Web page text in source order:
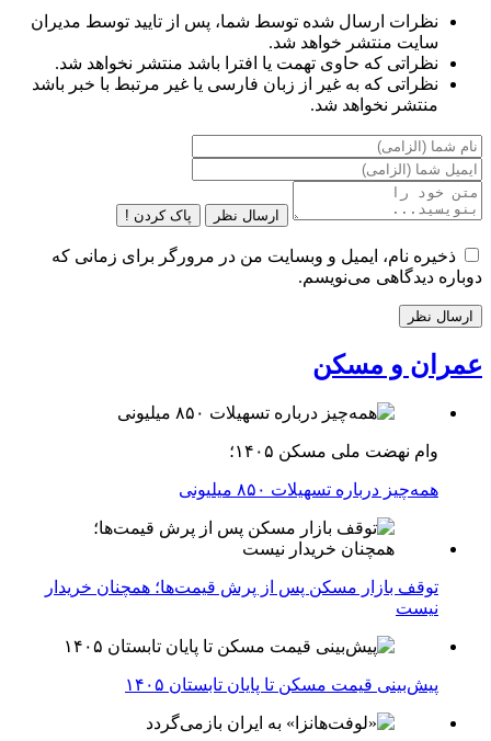
نظرات ارسال شده توسط شما، پس از تایید توسط مدیران
سایت منتشر خواهد شد.
نظراتی که حاوی تهمت یا افترا باشد منتشر نخواهد شد.
نظراتی که به غیر از زبان فارسی یا غیر مرتبط با خبر باشد
منتشر نخواهد شد.
ارسال نظر پاک کردن !
ذخیره نام، ایمیل و وبسایت من در مرورگر برای زمانی که
دوباره دیدگاهی می‌نویسم.
عمران و مسکن
وام نهضت ملی مسکن ۱۴۰۵؛
همه‌چیز درباره تسهیلات ۸۵۰ میلیونی
توقف بازار مسکن پس از پرش قیمت‌ها؛ همچنان خریدار
نیست
پیش‌بینی قیمت مسکن تا پایان تابستان ۱۴۰۵